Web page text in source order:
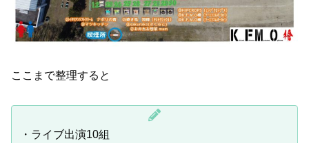
ここまで整理すると
・ライブ出演10組